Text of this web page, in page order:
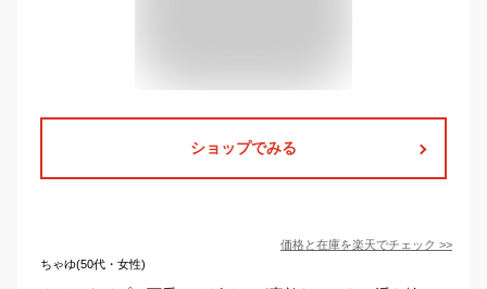
ショップでみる
価格と在庫を楽天でチェック >>
ちゃゆ(50代・女性)